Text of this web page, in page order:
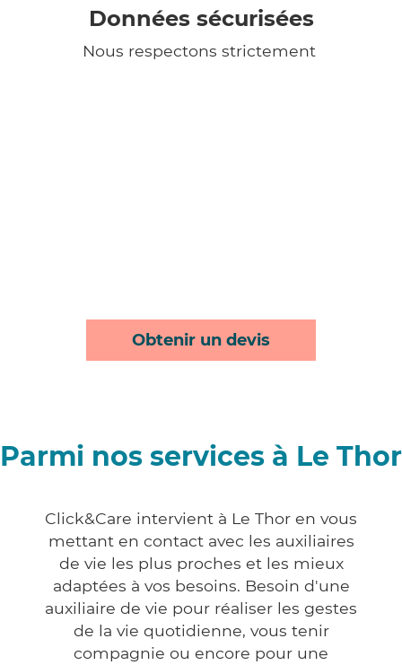
Données sécurisées
Nous respectons strictement
Obtenir un devis
Parmi nos services à Le Thor
Click&Care intervient à Le Thor en vous
mettant en contact avec les auxiliaires
de vie les plus proches et les mieux
adaptées à vos besoins. Besoin d'une
auxiliaire de vie pour réaliser les gestes
de la vie quotidienne, vous tenir
compagnie ou encore pour une